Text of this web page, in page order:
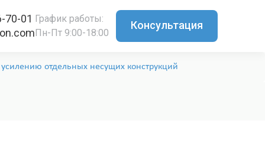
70-01 График работы:
Пн-Пт 9:00-18:00
Консультация
отдельных несущих конструкций